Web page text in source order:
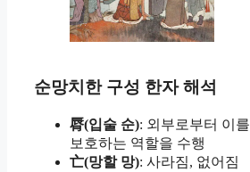
순망치한 구성 한자 해석
脣(입술 순): 외부로부터 이를
보호하는 역할을 수행
亡(망할 망): 사라짐, 없어짐